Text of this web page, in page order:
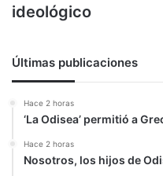
ideológico
Últimas publicaciones
Hace 2 horas
‘La Odisea’ permitió a
Hace 2 horas
Nosotros, los hijos de